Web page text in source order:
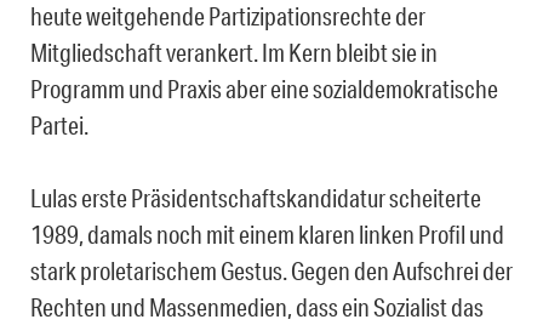
heute weitgehende Partizipationsrechte der
Mitgliedschaft verankert. Im Kern bleibt sie in
Programm und Praxis aber eine sozialdemokratische
Partei.
Lulas erste Präsidentschaftskandidatur scheiterte
1989, damals noch mit einem klaren linken Profil und
stark proletarischem Gestus. Gegen den Aufschrei der
Rechten und Massenmedien, dass ein Sozialist das